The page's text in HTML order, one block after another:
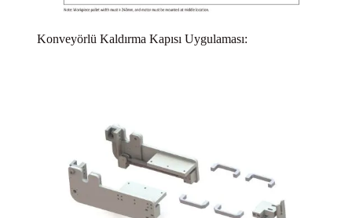
Konveyörlü Kaldırma Kapısı Uygulaması: